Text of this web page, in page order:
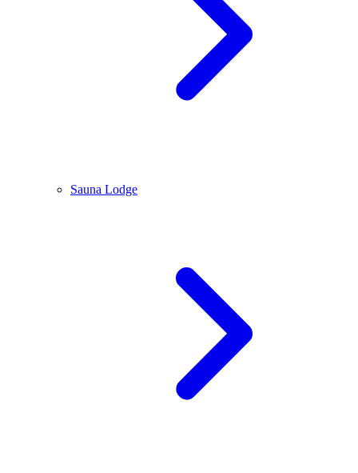
Sauna Lodge